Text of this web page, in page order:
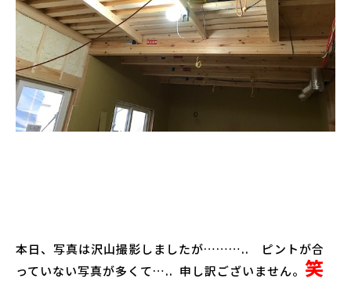
本日、写真は沢山撮影しましたが……….. ピントが合
っていない写真が多くて….. 申し訳ございません。 笑